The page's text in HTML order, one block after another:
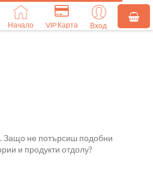
Начало VIP Карта Вход
Защо не потърсиш подобни
и продукти отдолу?